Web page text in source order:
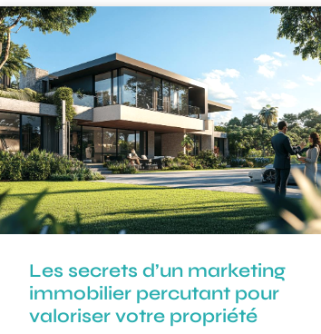
Les secrets d’un marketing
immobilier percutant pour
valoriser votre propriété